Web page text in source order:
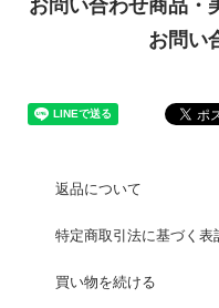
お問い合わせ商品・
お問い
返品について
特定商取引法に基づく表
買い物を続ける